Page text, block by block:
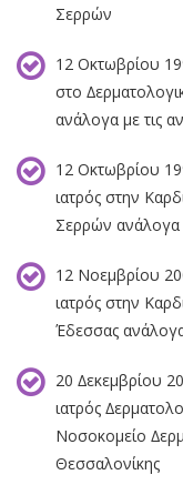
Σερρών
12 Οκτωβρίου
στο
ανάλογα µε τις
12 Oκτωβρίου
ιατρός στην
Σερρών ανάλογα
12 Νοεµβρίου
ιατρός στην
Έδεσσας
20 ∆εκεµβρίου
ιατρός
Νοσοκοµείο
Θεσσαλονίκης